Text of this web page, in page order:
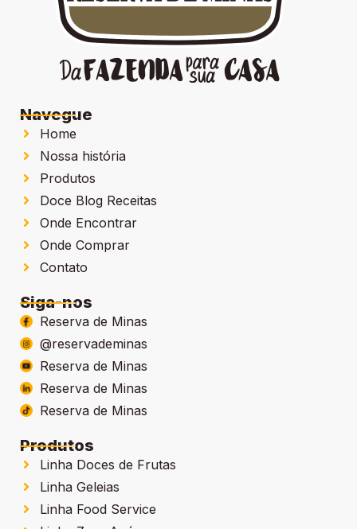
Navegue
Home
Nossa história
Produtos
Doce Blog Receitas
Onde Encontrar
Onde Comprar
Contato
Siga-nos
Reserva de Minas
@reservademinas
Reserva de Minas
Reserva de Minas
Reserva de Minas
Produtos
Linha Doces de Frutas
Linha Geleias
Linha Food Service